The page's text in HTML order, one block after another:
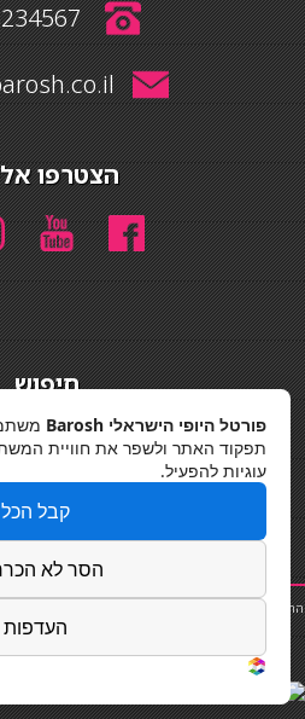
04-8234567
הצטרפו
חיפוש
מדיניות פרטיות
החלקות שיער
פאות|קורס
Designed byBarosh 2020
פורטל היופי הישראלי Barosh
תפקוד האתר ולשפר את חוויית
עוגיות להפעיל.
קבל הכל
הסר לא
העדפות